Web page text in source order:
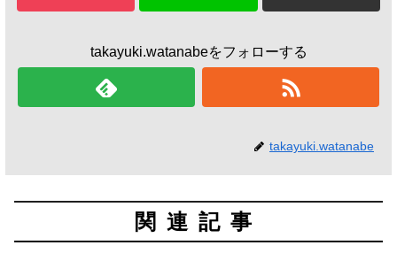
takayuki.watanabeをフォローする
takayuki.watanabe
関連記事